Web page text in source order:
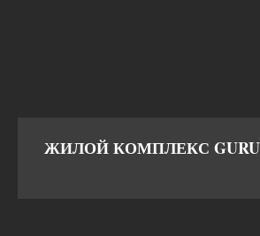
ЖИЛОЙ КОМПЛЕКС GURU